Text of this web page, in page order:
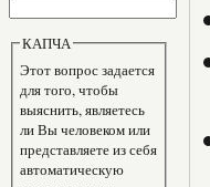
КАПЧА
Этот вопрос задается
для того, чтобы
выяснить, являетесь
ли Вы человеком или
представляете из себя
автоматическую